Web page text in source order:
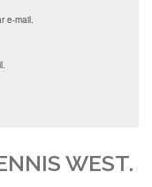
e-mail.
WEST.